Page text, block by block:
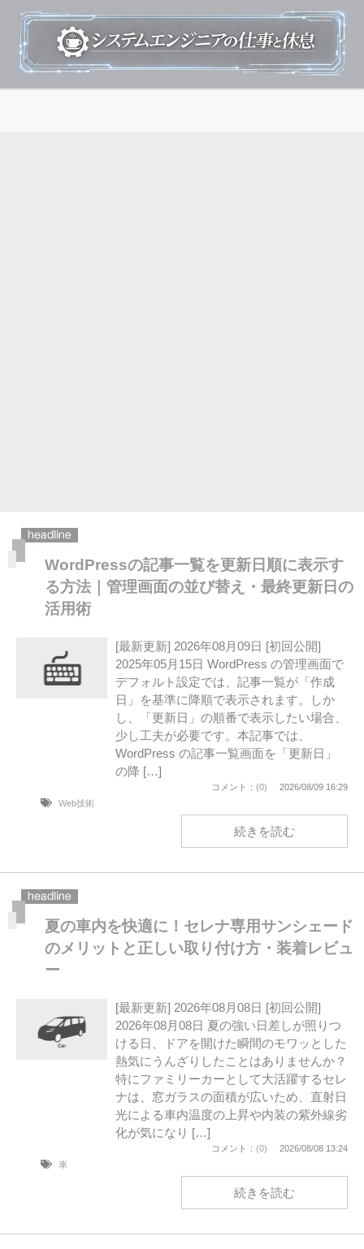
WordPressの記事一覧を更新日順に表示す
る方法｜管理画面の並び替え・最終更新日の
活用術
[最新更新] 2026年08月09日 [初回公開]
2025年05月15日 WordPress の管理画面で
デフォルト設定では、記事一覧が「作成
日」を基準に降順で表示されます。しか
し、「更新日」の順番で表示したい場合、
少し工夫が必要です。本記事では、
WordPress の記事一覧画面を「更新日」
の降 […]
コメント： (0)
2026/08/09 16:29
Web技術
続きを読む
夏の車内を快適に！セレナ専用サンシェード
のメリットと正しい取り付け方・装着レビュ
ー
[最新更新] 2026年08月08日 [初回公開]
2026年08月08日 夏の強い日差しが照りつ
ける日、ドアを開けた瞬間のモワッとした
熱気にうんざりしたことはありませんか？
特にファミリーカーとして大活躍するセレ
ナは、窓ガラスの面積が広いため、直射日
光による車内温度の上昇や内装の紫外線劣
化が気になり […]
コメント： (0)
2026/08/08 13:24
車
続きを読む